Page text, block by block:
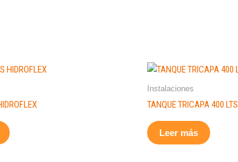
Instalaciones
TANQUE TRICAPA 400 LTS
Leer más